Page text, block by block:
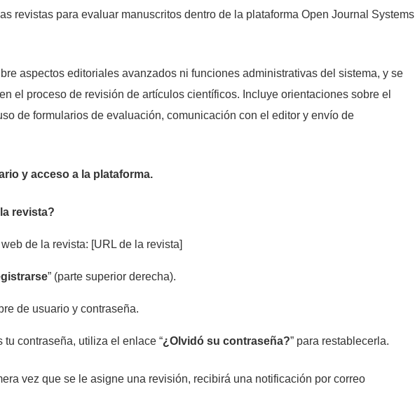
revistas para evaluar manuscritos dentro de la plataforma Open Journal Systems
aspectos editoriales avanzados ni funciones administrativas del sistema, y se
el proceso de revisión de artículos científicos. Incluye orientaciones sobre el
de formularios de evaluación, comunicación con el editor y envío de
y acceso a la plataforma.
revista?
de la revista: [URL de la revista]
” (parte superior derecha).
de usuario y contraseña.
tu contraseña, utiliza el enlace “¿Olvidó su contraseña?” para restablecerla.
vez que se le asigne una revisión, recibirá una notificación por correo